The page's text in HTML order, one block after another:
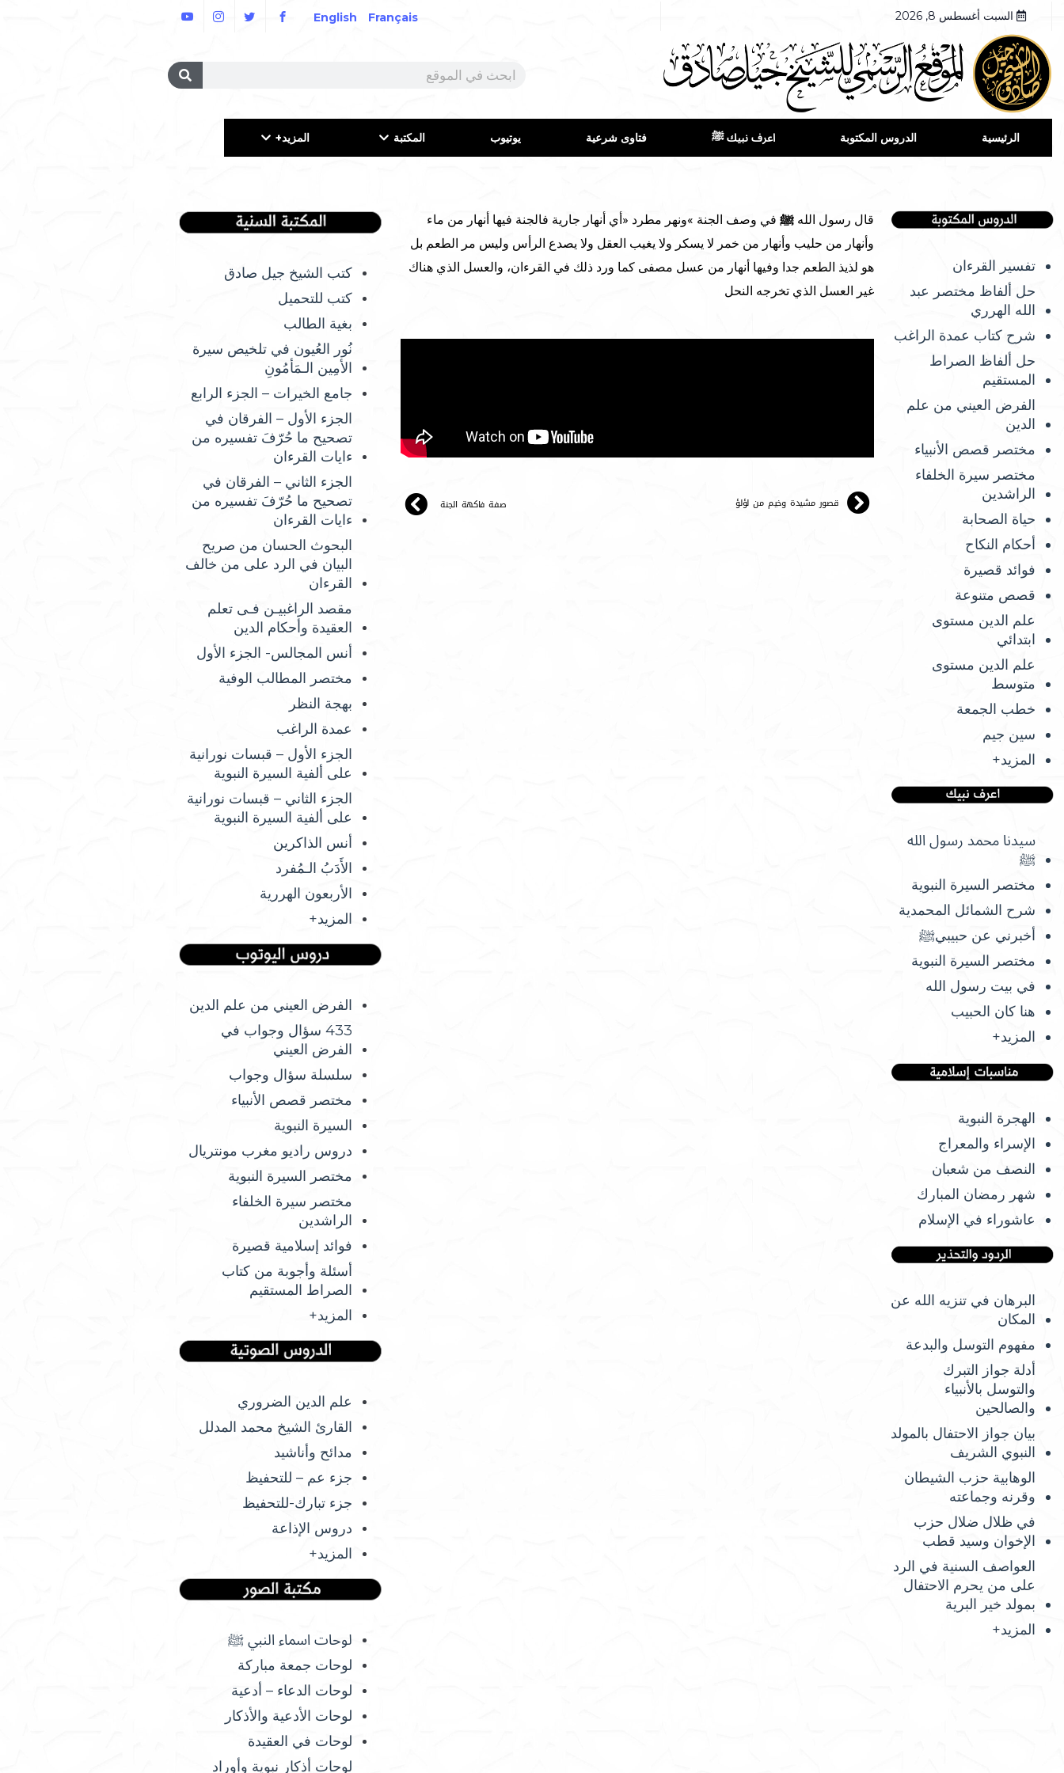
السبت أغسطس 8, 2026 Français
English
الرئيسية الدروس المكتوبة اعرف نبيك ﷺ فتاوى شرعية يوتيوب المكتبة المزيد+
تفسير القرءان
حل ألفاظ مختصر عبد
الله الهرري
شرح كتاب عمدة الراغب
حل ألفاظ الصراط
المستقيم
الفرض العيني من علم
الدين
مختصر قصص الأنبياء
مختصر سيرة الخلفاء
الراشدين
حياة الصحابة
أحكام النكاح
فوائد قصيرة
قصص متنوعة
علم الدين مستوى
ابتدائي
علم الدين مستوى
متوسط
خطب الجمعة
سين جيم
المزيد+
سيدنا محمد رسول الله
ﷺ
مختصر السيرة النبوية
شرح الشمائل المحمدية
أخبرني عن حبيبيﷺ
مختصر السيرة النبوية
في بيت رسول الله
هنا كان الحبيب
المزيد+
الهجرة النبوية
الإسراء والمعراج
النصف من شعبان
شهر رمضان المبارك
عاشوراء في الإسلام
البرهان في تنزيه الله عن
المكان
مفهوم التوسل والبدعة
أدلة جواز التبرك
والتوسل بالأنبياء
والصالحين
بيان جواز الاحتفال بالمولد
النبوي الشريف
الوهابية حزب الشيطان
وقرنه وجماعته
في ظلال ضلال حزب
الإخوان وسيد قطب
العواصف السنية في الرد
على من يحرم الاحتفال
بمولد خير البرية
المزيد+
قال رسول الله ﷺفي وصف الجنة »ونهر مطرد «أي أنهار جارية فالجنة فيها أنهار من ماء
وأنهار من حليب وأنهار من خمر لا يسكر ولا يغيب العقل ولا يصدع الرأس وليس مر الطعم بل
هو لذيذ الطعم جدا وفيها أنهار من عسل مصفى كما ورد ذلك في القرءان، والعسل الذي هناك
غير العسل الذي تخرجه النحل
قصور مشيدة وخيم من لؤلؤ صفة فاكهة الجنة
كتب الشيخ جيل صادق
كتب للتحميل
بغية الطالب
نُور العُيون في تلخيص سيرة
الأمِين الـمَأمُونِ
جامع الخيرات – الجزء الرابع
الجزء الأول – الفرقان في
تصحيح ما حُرّفَ تفسيره من
ءايات القرءان
الجزء الثاني – الفرقان في
تصحيح ما حُرّفَ تفسيره من
ءايات القرءان
البحوث الحسان من صريح
البيان في الرد على من خالف
القرءان
مقصد الراغبيـن فـى تعلم
العقيدة وأحكام الدين
أنس المجالس- الجزء الأول
مختصر المطالب الوفية
بهجة النظر
عمدة الراغب
الجزء الأول – قبسات نورانية
على ألفية السيرة النبوية
الجزء الثاني – قبسات نورانية
على ألفية السيرة النبوية
أنس الذاكرين
الأَدَبُ الـمُفرد
الأربعون الهررية
المزيد+
الفرض العيني من علم الدين
433 سؤال وجواب في
الفرض العيني
سلسلة سؤال وجواب
مختصر قصص الأنبياء
السيرة النبوية
دروس راديو مغرب مونتريال
مختصر السيرة النبوية
مختصر سيرة الخلفاء
الراشدين
فوائد إسلامية قصيرة
أسئلة وأجوبة من كتاب
الصراط المستقيم
المزيد+
علم الدين الضروري
القارئ الشيخ محمد المدلل
مدائح وأناشيد
جزء عم – للتحفيظ
جزء تبارك-للتحفيظ
دروس الإذاعة
المزيد+
لوحات اسماء النبي ﷺ
لوحات جمعة مباركة
لوحات الدعاء – أدعية
لوحات الأدعية والأذكار
لوحات في العقيدة
لوحات أذكار نبوية وأوراد